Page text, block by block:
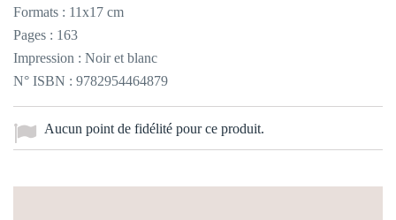
Formats : 11x17 cm
Pages : 163
Impression : Noir et blanc
N° ISBN : 9782954464879
Aucun point de fidélité pour ce produit.